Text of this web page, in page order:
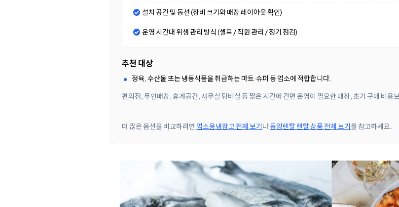
설치 공간 및 동선 (장비 크기와 매장 레이아웃 확인)
운영 시간대 위생 관리 방식 (셀프 / 직원 관리 / 정기 점검)
추천 대상
정육, 수산물 또는 냉동식품을 취급하는 마트·슈퍼 등 업소에 적합합니다.
편의점, 무인매장, 휴게공간, 사무실 탕비실 등 짧은 시간에 간편 운영이 필요한 매장, 초기 구매 비용
더 많은 옵션을 비교하려면 업소용냉장고 전체 보기나동양렌탈 렌탈 상품 전체 보기를 참고하세요.